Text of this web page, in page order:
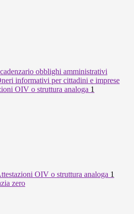
obblighi amministrativi
informativi per cittadini e imprese
OIV o struttura analoga 1
OIV o struttura analoga 1
zero